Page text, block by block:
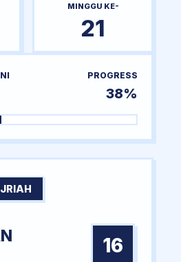
MINGGU KE-
21
PROGRESS
38%
16